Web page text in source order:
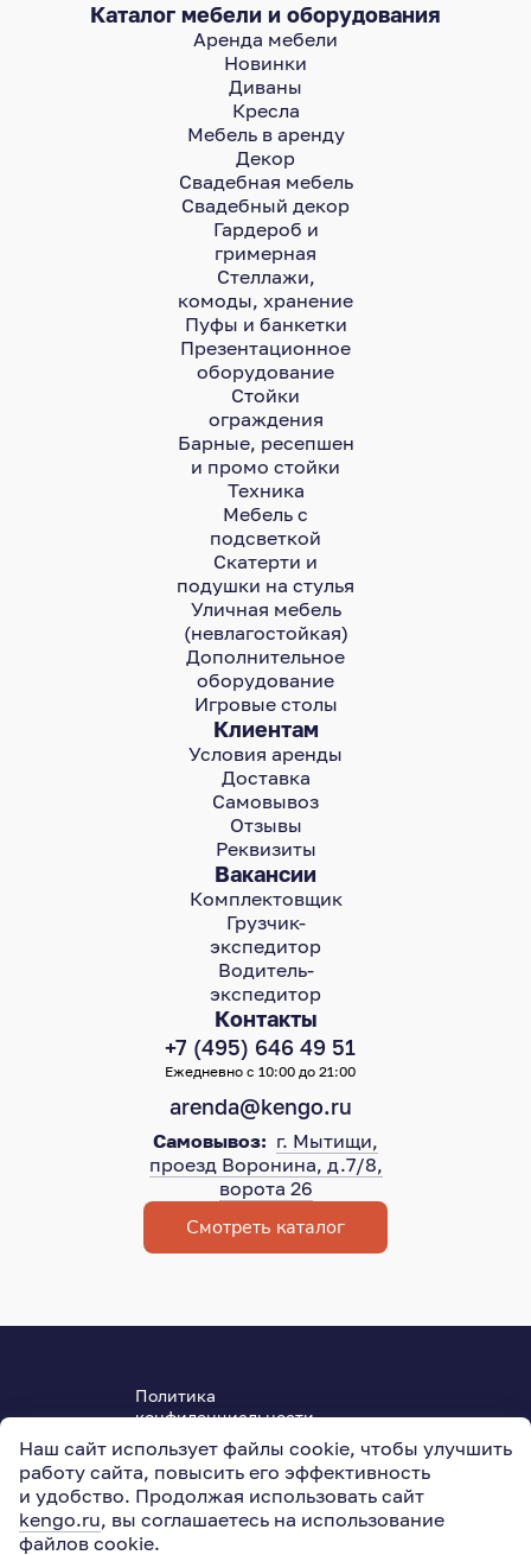
Наш сайт использует файлы cookie, чтобы улучшить
работу сайта, повысить его эффективность
и удобство. Продолжая использовать сайт
kengo.ru, вы соглашаетесь на использование
файлов cookie.
Контакты
+7 (495) 646 49 51
Ежедневно с 10:00 до 21:00
arenda@kengo.ru
Самовывоз: г. Мытищи,
проезд Воронина, д.7/8,
ворота 26
Смотреть каталог
Клиентам
Условия аренды
Доставка
Самовывоз
Отзывы
Реквизиты
Вакансии
Комплектовщик
Грузчик-
экспедитор
Водитель-
экспедитор
Каталог мебели и оборудования
Аренда мебели
Новинки
Диваны
Кресла
Мебель в аренду
Декор
Свадебная мебель
Свадебный декор
Гардероб и
гримерная
Стеллажи,
комоды, хранение
Пуфы и банкетки
Презентационное
оборудование
Стойки
ограждения
Барные, ресепшен
и промо стойки
Техника
Мебель с
подсветкой
Скатерти и
подушки на стулья
Уличная мебель
(невлагостойкая)
Дополнительное
оборудование
Игровые столы
Политика
конфиденциальности
Пользовательское соглашение
ОГРН 315501800004950
127015,Москва,Новодмитровская ул., 5АС3